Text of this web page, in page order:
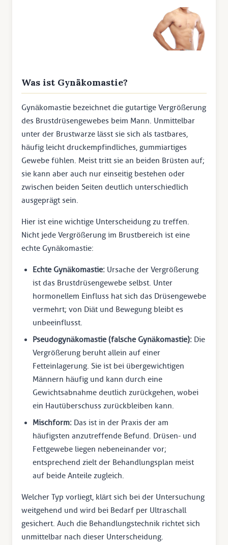
Was ist Gynäkomastie?
Gynäkomastie bezeichnet die gutartige Vergrößerung
des Brustdrüsengewebes beim Mann. Unmittelbar
unter der Brustwarze lässt sie sich als tastbares,
häufig leicht druckempfindliches, gummiartiges
Gewebe fühlen. Meist tritt sie an beiden Brüsten auf;
sie kann aber auch nur einseitig bestehen oder
zwischen beiden Seiten deutlich unterschiedlich
ausgeprägt sein.
Hier ist eine wichtige Unterscheidung zu treffen.
Nicht jede Vergrößerung im Brustbereich ist eine
echte Gynäkomastie:
Echte Gynäkomastie: Ursache der Vergrößerung
ist das Brustdrüsengewebe selbst. Unter
hormonellem Einfluss hat sich das Drüsengewebe
vermehrt; von Diät und Bewegung bleibt es
unbeeinflusst.
Pseudogynäkomastie (falsche Gynäkomastie): Die
Vergrößerung beruht allein auf einer
Fetteinlagerung. Sie ist bei übergewichtigen
Männern häufig und kann durch eine
Gewichtsabnahme deutlich zurückgehen, wobei
ein Hautüberschuss zurückbleiben kann.
Mischform: Das ist in der Praxis der am
häufigsten anzutreffende Befund. Drüsen- und
Fettgewebe liegen nebeneinander vor;
entsprechend zielt der Behandlungsplan meist
auf beide Anteile zugleich.
Welcher Typ vorliegt, klärt sich bei der Untersuchung
weitgehend und wird bei Bedarf per Ultraschall
gesichert. Auch die Behandlungstechnik richtet sich
unmittelbar nach dieser Unterscheidung.